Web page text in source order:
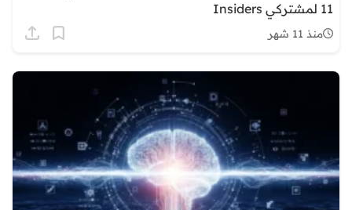
11 لمشتركي Insiders
منذ 11 شهر